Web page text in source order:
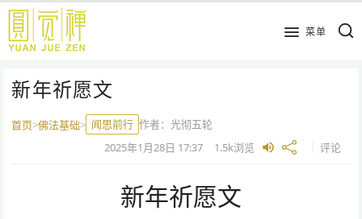
跳
主
菜单
新年祈愿文
首页>佛法基础> 闻思前行 作者：光彻五轮
2025年1月28日 17:37 1.5k浏览 评论
新年祈愿文